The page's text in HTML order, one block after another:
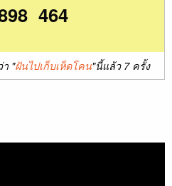
464
"ฝันไปเก็บเห็ดโคน"นี้แล้ว 7 ครั้ง